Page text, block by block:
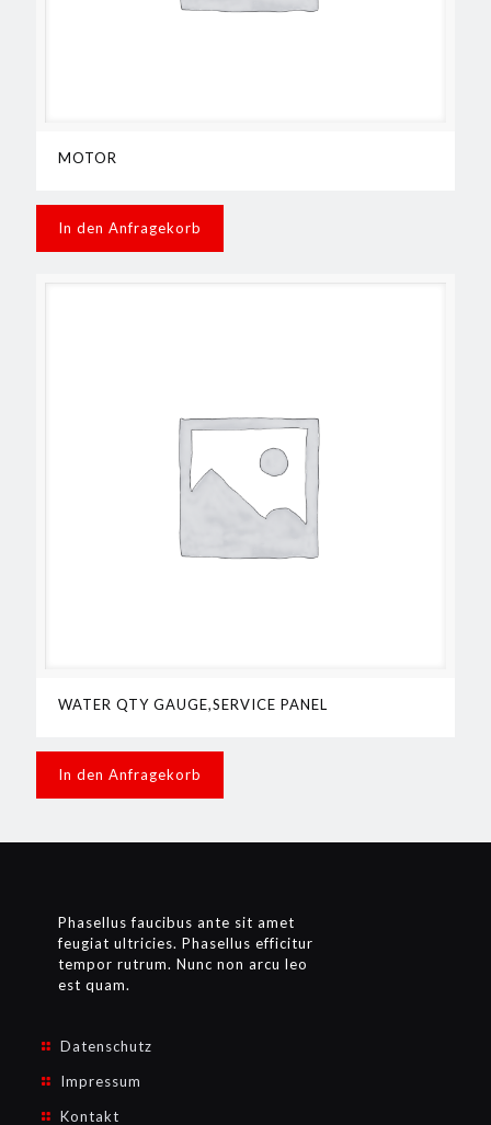
MOTOR
In den Anfragekorb
WATER QTY GAUGE,SERVICE PANEL
In den Anfragekorb
Phasellus faucibus ante sit amet
feugiat ultricies. Phasellus efficitur
tempor rutrum. Nunc non arcu leo
est quam.
Datenschutz
Impressum
Kontakt